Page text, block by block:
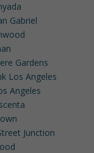
Gabriel
Gardens
Los Angeles
Angeles
Junction